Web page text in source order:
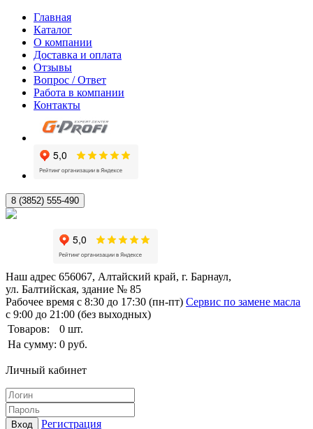
Главная
Каталог
О компании
Доставка и оплата
Отзывы
Вопрос / Ответ
Работа в компании
Контакты
8 (3852) 555-490
Наш адрес 656067, Алтайский край, г. Барнаул,
ул. Балтийская, здание № 85
Рабочее время с 8:30 до 17:30 (пн-пт) Сервис по замене масла
с 9:00 до 21:00 (без выходных)
Товаров:
0 шт.
На сумму: 0 руб.
Личный кабинет
Вход
Регистрация